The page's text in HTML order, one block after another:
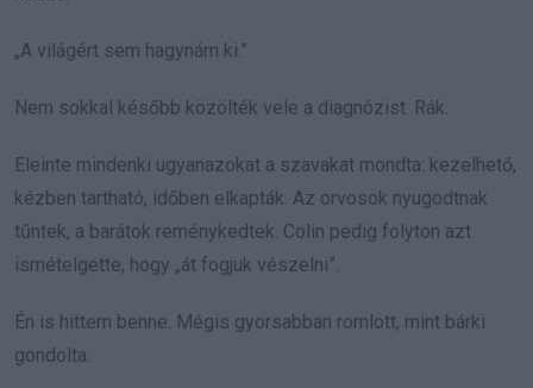
„A világért sem hagynám ki.”
Nem sokkal később közölték vele a diagnózist. Rák.
Eleinte mindenki ugyanazokat a szavakat mondta: kezelhető,
kézben tartható, időben elkapták. Az orvosok nyugodtnak
tűntek, a barátok reménykedtek. Colin pedig folyton azt
ismételgette, hogy „át fogjuk vészelni”.
Én is hittem benne. Mégis gyorsabban romlott, mint bárki
gondolta.